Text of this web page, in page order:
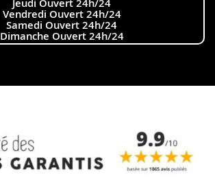
Jeudi Ouvert 24h/24
Vendredi Ouvert 24h/24
Samedi Ouvert 24h/24
Dimanche Ouvert 24h/24